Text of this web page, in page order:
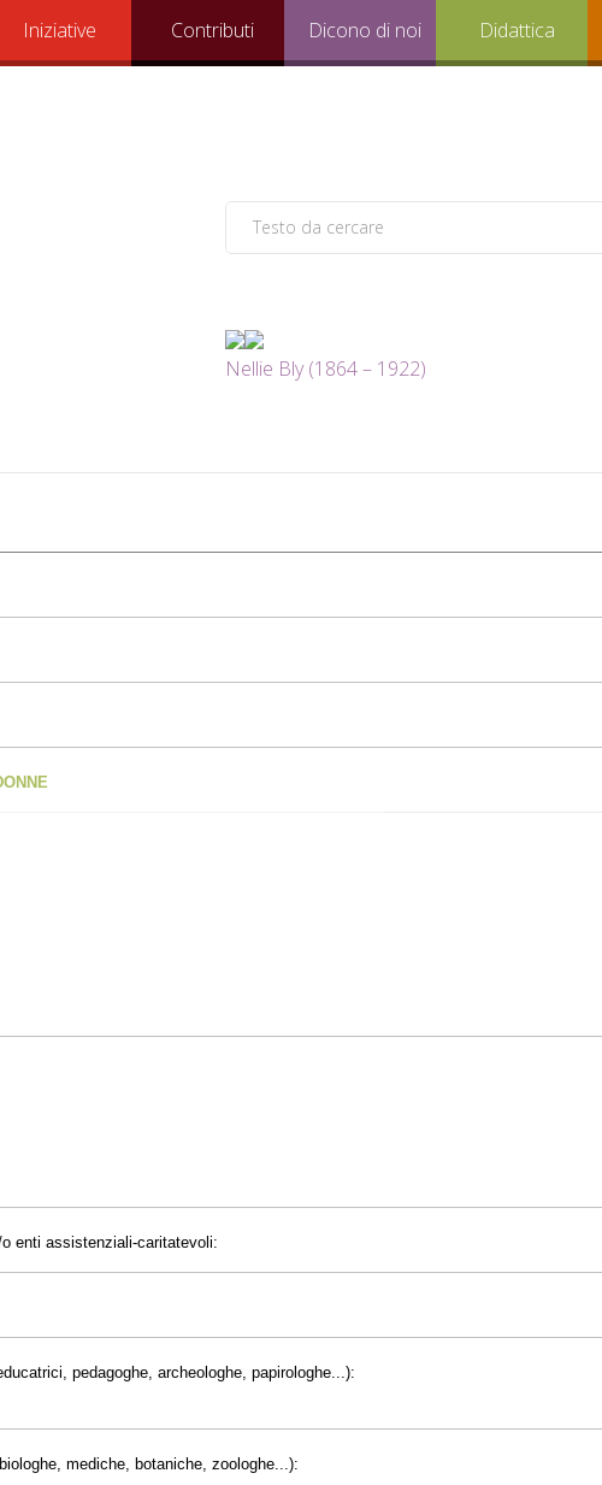
Iniziative Contributi Dicono di noi Didattica
Nellie Bly (1864 – 1922)
enti assistenziali-caritatevoli:
pedagoghe, archeologhe, papirologhe...):
mediche, botaniche, zoologhe...):